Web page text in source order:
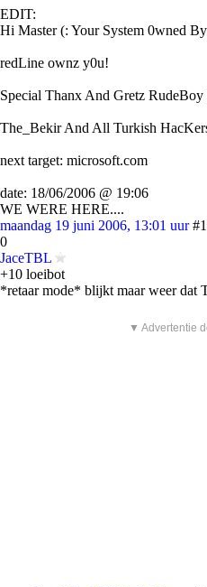
EDIT:
Hi Master (: Your System 0wned
redLine ownz y0u!
Special Thanx And Gretz RudeBoy
The_Bekir And All Turkish
next target: microsoft.com
date: 18/06/2006 @ 19:06
WE WERE HERE....
maandag 19 juni 2006, 13:01 uur
0
JaceTBL
+10 loeibot
*retaar mode* blijkt maar weer dat
▼ Advertentie